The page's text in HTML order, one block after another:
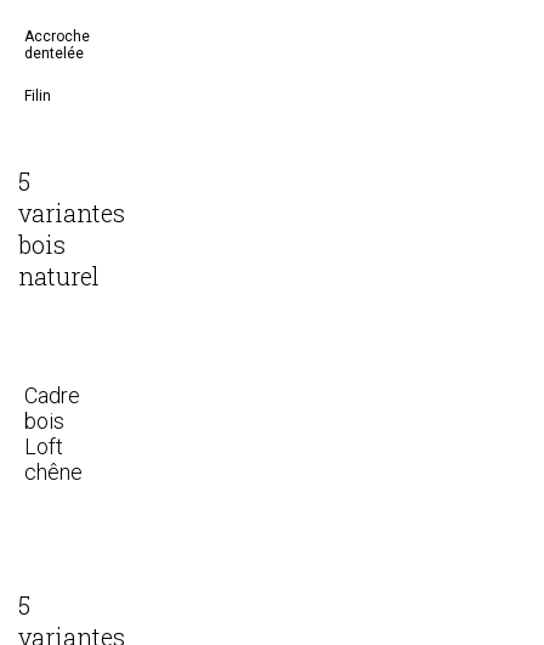
Accroche
dentelée
Filin
5
variantes
bois
naturel
Cadre
bois
Loft
chêne
5
variantes